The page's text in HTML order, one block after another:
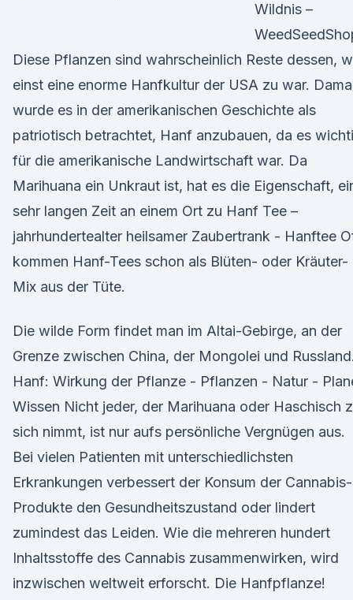
Wildnis –
Diese Pflanzen sind wahrscheinlich Reste dessen,
einst eine enorme Hanfkultur der USA zu war.
wurde es in der amerikanischen Geschichte als
patriotisch betrachtet, Hanf anzubauen, da es
für die amerikanische Landwirtschaft war. Da
Marihuana ein Unkraut ist, hat es die Eigenschaft,
sehr langen Zeit an einem Ort zu Hanf Tee –
jahrhundertealter heilsamer Zaubertrank - Hanftee
kommen Hanf-Tees schon als Blüten- oder Kräuter-
Mix aus der Tüte.
Die wilde Form findet man im Altai-Gebirge, an der
Grenze zwischen China, der Mongolei und Russland.
Hanf: Wirkung der Pflanze - Pflanzen - Natur -
Wissen Nicht jeder, der Marihuana oder Haschisch
sich nimmt, ist nur aufs persönliche Vergnügen aus.
Bei vielen Patienten mit unterschiedlichsten
Erkrankungen verbessert der Konsum der Cannabis-
Produkte den Gesundheitszustand oder lindert
zumindest das Leiden. Wie die mehreren hundert
Inhaltsstoffe des Cannabis zusammenwirken, wird
inzwischen weltweit erforscht. Die Hanfpflanze!